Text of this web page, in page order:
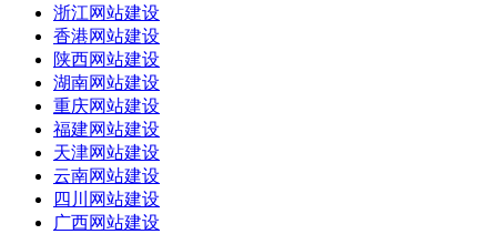
浙江网站建设
香港网站建设
陕西网站建设
湖南网站建设
重庆网站建设
福建网站建设
天津网站建设
云南网站建设
四川网站建设
广西网站建设